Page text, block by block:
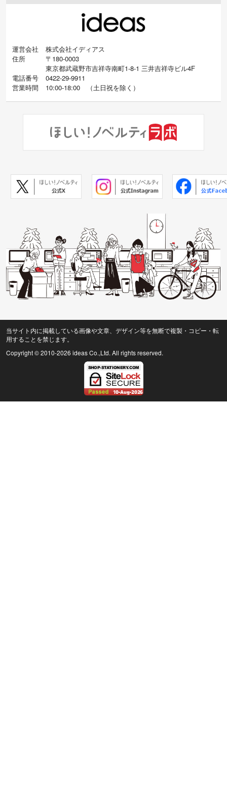
運営会社
株式会社イディアス
住所
〒180-0003
東京都武蔵野市吉祥寺南町1-8-1 三井吉祥寺ビル4F
電話番号
0422-29-9911
営業時間
10:00-18:00 （土日祝を除く）
当サイト内に掲載している画像や文章、デザイン等を無断で複製・コピー・転
用することを禁じます。
Copyright © 2010-2026 ideas Co.,Ltd. All rights reserved.